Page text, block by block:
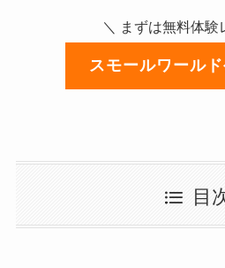
＼ まずは無料体験
スモールワール
目